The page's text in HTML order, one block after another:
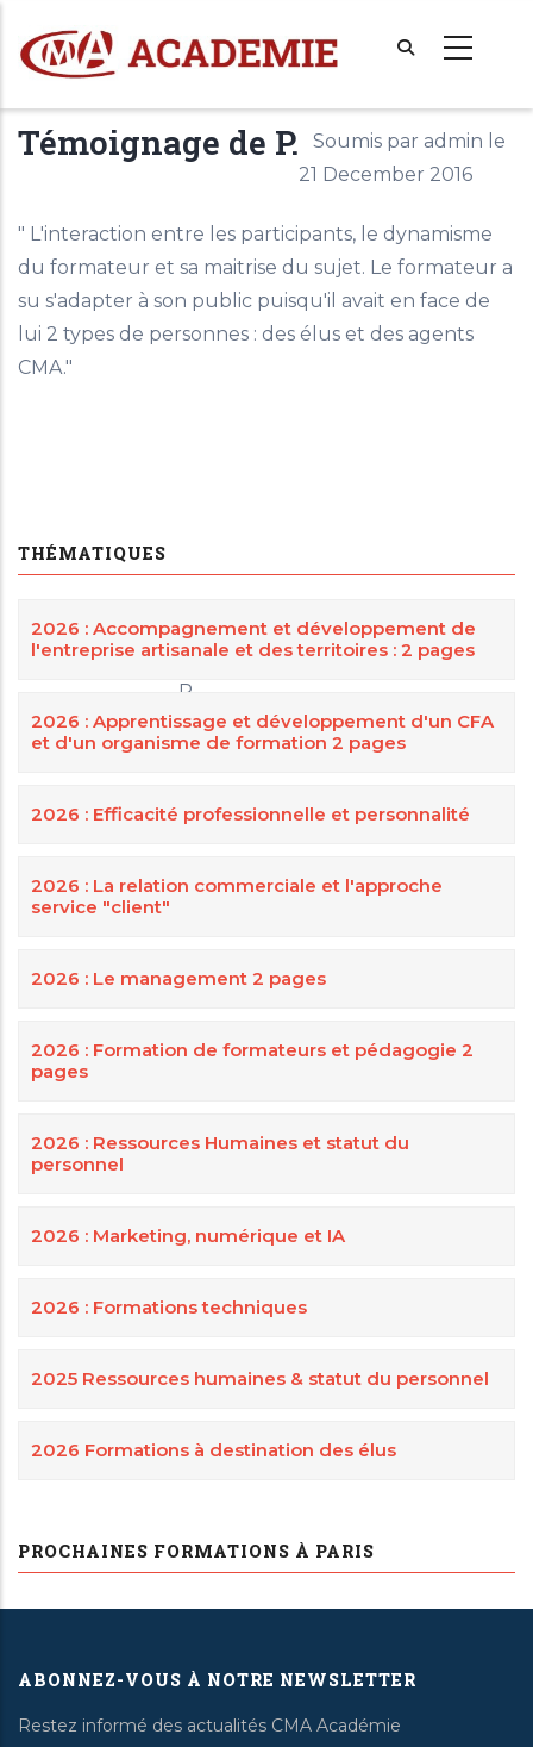
au
contenu
principal
Témoignage de P. Soumis par admin le
21 December 2016
" L'interaction entre les participants, le dynamisme
du formateur et sa maitrise du sujet. Le formateur a
su s'adapter à son public puisqu'il avait en face de
lui 2 types de personnes : des élus et des agents
CMA."
DIRECTEUR
P.
THÉMATIQUES
2026 : Accompagnement et développement de
l'entreprise artisanale et des territoires : 2 pages
2026 : Apprentissage et développement d'un CFA
et d'un organisme de formation 2 pages
2026 : Efficacité professionnelle et personnalité
2026 : La relation commerciale et l'approche
service "client"
2026 : Le management 2 pages
2026 : Formation de formateurs et pédagogie 2
pages
2026 : Ressources Humaines et statut du
personnel
2026 : Marketing, numérique et IA
2026 : Formations techniques
2025 Ressources humaines & statut du personnel
2026 Formations à destination des élus
PROCHAINES FORMATIONS À PARIS
ABONNEZ-VOUS À NOTRE NEWSLETTER
Restez informé des actualités CMA Académie